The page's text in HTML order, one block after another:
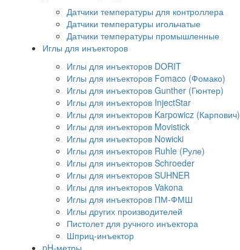
Датчики температуры для контроллера
Датчики температуры игольчатые
Датчики температуры промышленные
Иглы для инъекторов
Иглы для инъекторов DORIT
Иглы для инъекторов Fomaco (Фомако)
Иглы для инъекторов Gunther (Гюнтер)
Иглы для инъекторов InjectStar
Иглы для инъекторов Karpowicz (Карпович)
Иглы для инъекторов Movistick
Иглы для инъекторов Nowicki
Иглы для инъекторов Ruhle (Руле)
Иглы для инъекторов Schroeder
Иглы для инъекторов SUHNER
Иглы для инъекторов Vakona
Иглы для инъекторов ПМ-ФМШ
Иглы других производителей
Пистолет для ручного инъектора
Шприц-инъектор
pH-метры